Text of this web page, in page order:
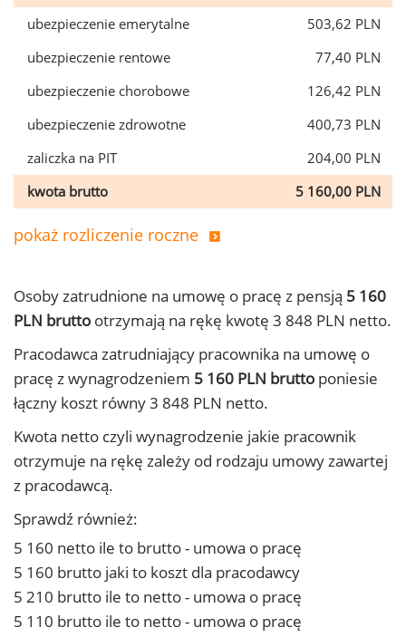
ubezpieczenie emerytalne
503,62 PLN
ubezpieczenie rentowe
77,40 PLN
ubezpieczenie chorobowe
126,42 PLN
ubezpieczenie zdrowotne
400,73 PLN
zaliczka na PIT
204,00 PLN
kwota brutto
5 160,00 PLN
pokaż rozliczenie roczne
Osoby zatrudnione na umowę o pracę z pensją 5 160
PLN brutto otrzymają na rękę kwotę 3 848 PLN netto.
Pracodawca zatrudniający pracownika na umowę o
pracę z wynagrodzeniem 5 160 PLN brutto poniesie
łączny koszt równy 3 848 PLN netto.
Kwota netto czyli wynagrodzenie jakie pracownik
otrzymuje na rękę zależy od rodzaju umowy zawartej
z pracodawcą.
Sprawdź również:
5 160 netto ile to brutto - umowa o pracę
5 160 brutto jaki to koszt dla pracodawcy
5 210 brutto ile to netto - umowa o pracę
5 110 brutto ile to netto - umowa o pracę